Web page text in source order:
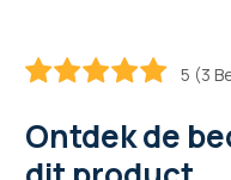
5 (3
Ontdek de